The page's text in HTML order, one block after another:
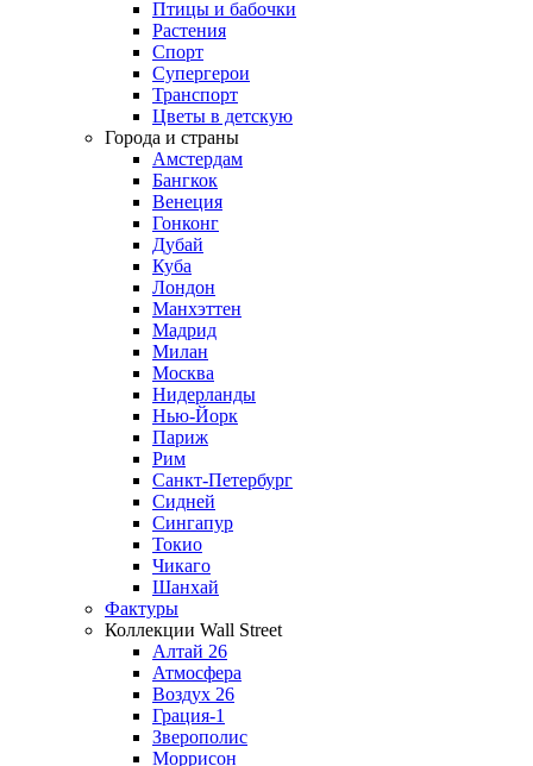
Птицы и бабочки
Растения
Спорт
Супергерои
Транспорт
Цветы в детскую
Города и страны
Амстердам
Бангкок
Венеция
Гонконг
Дубай
Куба
Лондон
Манхэттен
Мадрид
Милан
Москва
Нидерланды
Нью-Йорк
Париж
Рим
Санкт-Петербург
Сидней
Сингапур
Токио
Чикаго
Шанхай
Фактуры
Коллекции Wall Street
Алтай 26
Атмосфера
Воздух 26
Грация-1
Зверополис
Моррисон